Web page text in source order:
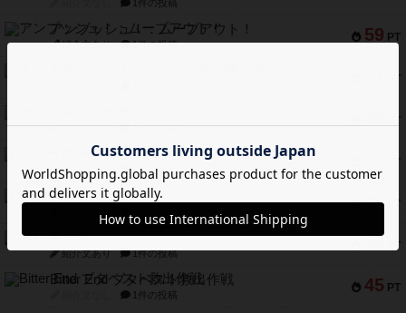
1件の投稿
59 PT
アンブッシュ！：ムーブアウト！
紹介文あり 1件の投稿
PT
PT
紹介文あり 1件の投稿
PT
エコーズ・オブ・タイム
紹介文なし 8件の投稿
45 PT
スカルキング
PT
海兵隊
紹介文あり 1件の投稿
45 PT
Bitter End ブタペスト救出作戦
1件の投稿